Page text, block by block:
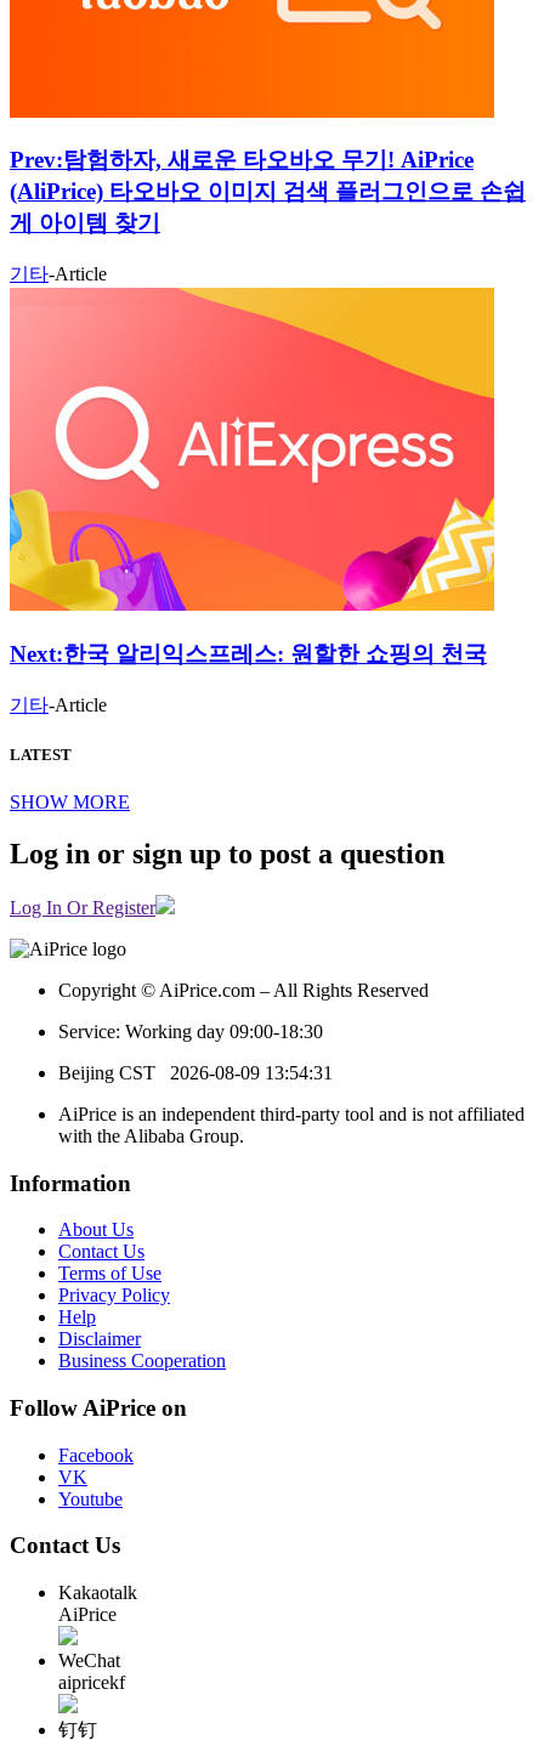
Prev:탐험하자, 새로운 타오바오 무기! AiPrice
(AliPrice) 타오바오 이미지 검색 플러그인으로 손쉽
게 아이템 찾기
기타-Article
Next:한국 알리익스프레스: 원할한 쇼핑의 천국
기타-Article
LATEST
SHOW MORE
Log in or sign up to post a question
Log In Or Register
Copyright © AiPrice.com – All Rights Reserved
Service: Working day 09:00-18:30
Beijing CST 2026-08-09 13:54:31
AiPrice is an independent third-party tool and is not affiliated
with the Alibaba Group.
Information
About Us
Contact Us
Terms of Use
Privacy Policy
Help
Disclaimer
Business Cooperation
Follow AiPrice on
Facebook
VK
Youtube
Contact Us
Kakaotalk
AiPrice
WeChat
aipricekf
钉钉